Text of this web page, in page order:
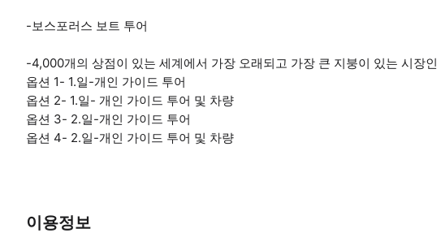
-보스포러스 보트 투어
-4,000개의 상점이 있는 세계에서 가장 오래되고 가장 큰 지붕이 있는 시장
옵션 1- 1.일-개인 가이드 투어
옵션 2- 1.일- 개인 가이드 투어 및 차량
옵션 3- 2.일-개인 가이드 투어
옵션 4- 2.일-개인 가이드 투어 및 차량
이용정보